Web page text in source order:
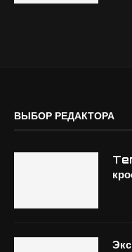
ВЫБОР РЕДАКТОРА